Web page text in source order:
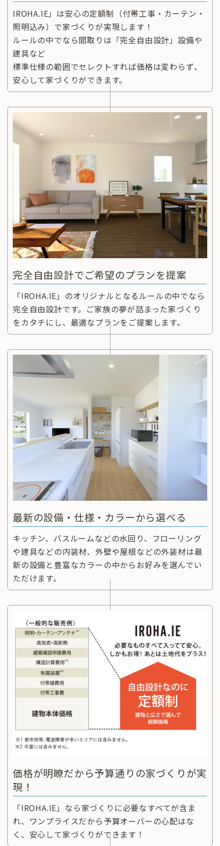
IROHA.IE」は安心の定額制（付帯工事・カーテン・
照明込み）で家づくりが実現します！
ルールの中でなら間取りは「完全自由設計」設備や
建具など
標準仕様の範囲でセレクトすれば価格は変わらず、
安心して家づくりができます。
完全自由設計でご希望のプランを提案
「IROHA.IE」のオリジナルとなるルールの中でなら
完全自由設計です。ご家族の夢が詰まった家づくり
をカタチにし、最適なプランをご提案します。
最新の設備・仕様・カラーから選べる
キッチン、バスルームなどの水回り、フローリング
や建具などの内装材、外壁や屋根などの外装材は最
新の設備と豊富なカラーの中からお好みを選んでい
ただけます。
価格が明瞭だから予算通りの家づくりが実
現！
「IROHA.IE」なら家づくりに必要なすべてが含ま
れ、ワンプライスだから予算オーバーの心配はな
く、安心して家づくりができます！